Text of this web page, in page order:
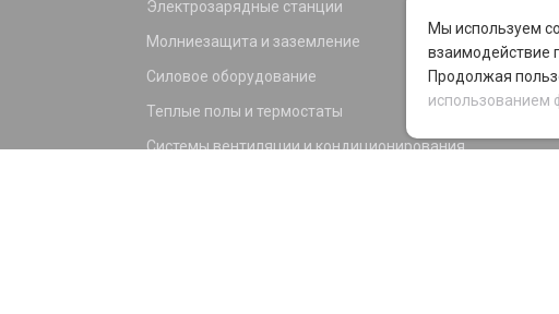
Электрозарядные станции
Молниезащита и заземление
Силовое оборудование
Теплые полы и термостаты
Системы вентиляции и кондиционирования
Мы используем
взаимодействие
Продолжая
использованием